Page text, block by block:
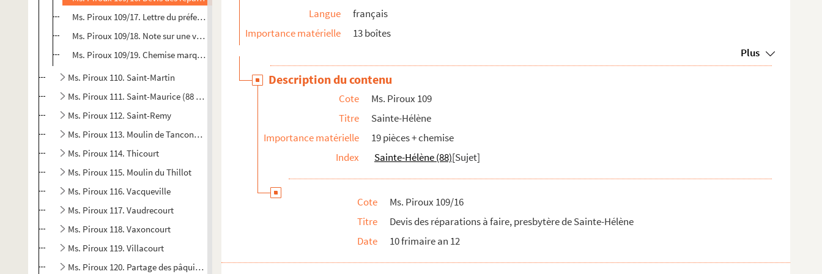
Ms. Piroux 109/17. Lettre du préfet du département des Vosges au Citoyen Vigor
Ms. Piroux 109/18. Note sur une visite et mesures, Grand Jardin
Ms. Piroux 109/19. Chemise marquée Moulin de Sainte Hélène + plan de la forêt communale de Royemont
Ms. Piroux 110. Saint-Martin
Ms. Piroux 111. Saint-Maurice (88 lieu-dit de la commune de Mirecourt ?)
Ms. Piroux 112. Saint-Remy
Ms. Piroux 113. Moulin de Tanconville
Ms. Piroux 114. Thicourt
Ms. Piroux 115. Moulin du Thillot
Ms. Piroux 116. Vacqueville
Ms. Piroux 117. Vaudrecourt
Ms. Piroux 118. Vaxoncourt
Ms. Piroux 119. Villacourt
Ms. Piroux 120. Partage des pâquis de Villacourt
Langue
français
Importance matérielle
13 boîtes
Plus
Description du contenu
Cote
Ms. Piroux 109
Titre
Sainte-Hélène
Importance matérielle
19 pièces + chemise
Index
Sainte-Hélène (88)[Sujet]
Cote
Ms. Piroux 109/16
Titre
Devis des réparations à faire, presbytère de Sainte-Hélène
Date
10 frimaire an 12